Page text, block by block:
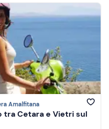
Amalfitana
tra Cetara e Vietri sul